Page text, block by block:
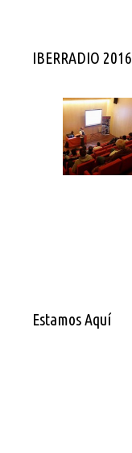
IBERRADIO 2016
Estamos Aquí